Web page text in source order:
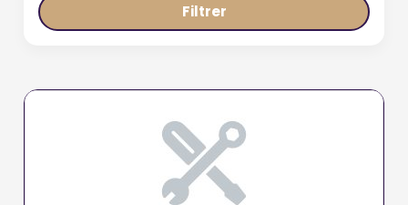
Filtrer